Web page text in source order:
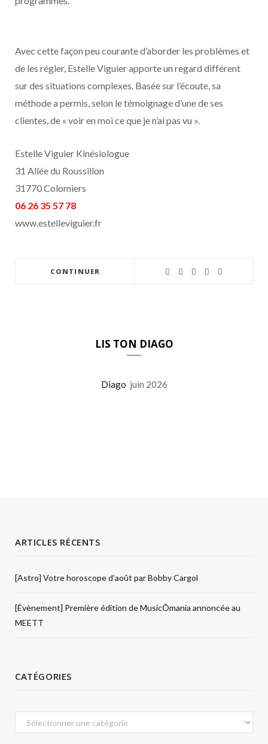
Avec cette façon peu courante d’aborder les problèmes et
de les régler, Estelle Viguier apporte un regard différent
sur des situations complexes. Basée sur l’écoute, sa
méthode a permis, selon le témoignage d’une de ses
clientes, de « voir en moi ce que je n’ai pas vu ».
Estelle Viguier Kinésiologue
31 Allée du Roussillon
31770 Colomiers
06 26 35 57 78
www.estelleviguier.fr
CONTINUER
LIS TON DIAGO
Diago juin 2026
ARTICLES RÉCENTS
[Astro] Votre horoscope d’août par Bobby Cargol
[Évènement] Première édition de MusicÔmania annoncée au
MEETT
CATÉGORIES
Catégories